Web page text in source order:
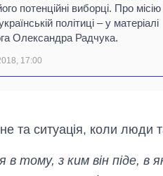
потенційні виборці. Про
політиці – у матеріалі
Олександра Радчука.
17:00
та ситуація, коли люди
в тому, з ким він піде, в